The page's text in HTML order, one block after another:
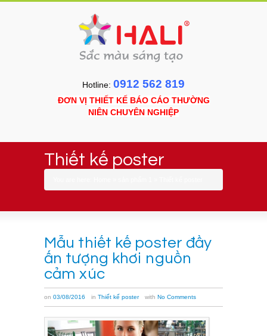
Hotline: 0912 562 819
ĐƠN VỊ THIẾT KẾ BÁO CÁO THƯỜNG
NIÊN CHUYÊN NGHIỆP
Thiết kế poster
Mẫu thiết kế poster đầy
ấn tượng khơi nguồn
cảm xúc
on 03/08/2016 in Thiết kế poster with No Comments